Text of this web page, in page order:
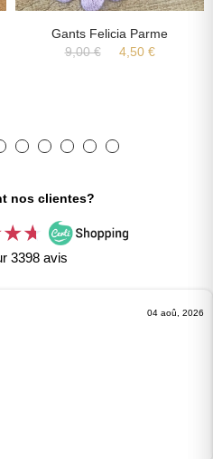
Gants Felicia Parme
9,00 €
4,50 €
nos clientes?
★★
★
3398 avis
04 aoû, 2026